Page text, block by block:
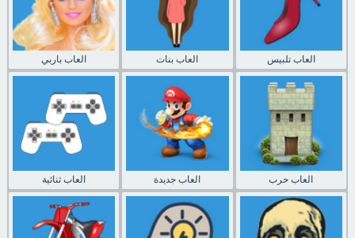
العاب باربي العاب بنات العاب تلبيس
العاب ثنائية العاب جديدة العاب حرب